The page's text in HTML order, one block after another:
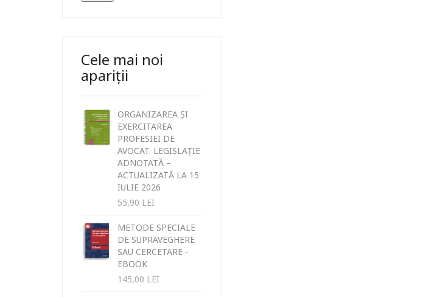
Cele mai noi
apariții
ORGANIZAREA ȘI
EXERCITAREA
PROFESIEI DE
AVOCAT. LEGISLAȚIE
ADNOTATĂ –
ACTUALIZATĂ LA 15
IULIE 2026
55,90 LEI
METODE SPECIALE
DE SUPRAVEGHERE
SAU CERCETARE -
EBOOK
145,00 LEI